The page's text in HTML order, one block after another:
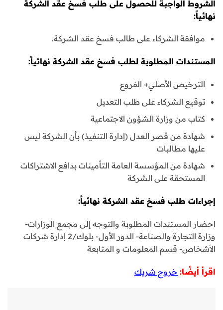
الشروط الواجبة للحصول على طلب فسخ عقد الشركة
نهائياً:
موافقة الشركاء على طالب فسخ عقد الشركة.
المستندات المطلوبة لطلب فسخ عقد الشركة نهائياً:
الترخيص الأصلي+ الفروع
توقيع الشركاء على طلب التعديل
كتاب من وزارة الشؤون الاجتماعية
شهادة من قصر العدل (إدارة التنفيذ) بأن الشركة ليس
عليها مطالبات
شهادة من المؤسسة العامة التأمينات بدافع الاشتراكات
المستحقة على الشركة
إجراءات طلب فسخ عقد الشركة نهائياً:
احضار المستندات المطلوبة والتوجه إلى مجمع الوزارات-
وزارة التجارة والصناعة- الدور الأول- بلوك/2 إدارة شركات
الأشخاص- قسم المعلومات و المتابعة
اقرأ أيضًا: خروج شريك